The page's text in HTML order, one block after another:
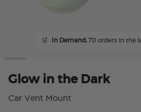
🛒 In Demand,70 orders in the
Glow in the Dark
Car Vent Mount